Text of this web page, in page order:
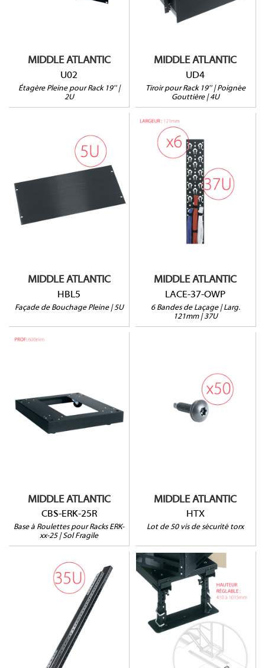
MIDDLE ATLANTIC
U02
Étagère Pleine pour Rack 19'' |
2U
MIDDLE ATLANTIC
UD4
Tiroir pour Rack 19'' | Poignée
Gouttière | 4U
Larg. utile : 406mm
Prof. utile : 370mm
MIDDLE ATLANTIC
HBL5
Façade de Bouchage Pleine | 5U
MIDDLE ATLANTIC
LACE-37-OWP
6 Bandes de Laçage | Larg.
121mm | 37U
LACE-37-OWP
MIDDLE ATLANTIC
CBS-ERK-25R
Base à Roulettes pour Racks ERK-
xx-25 | Sol Fragile
Pour rack ERK-xx-25
MIDDLE ATLANTIC
HTX
Lot de 50 vis de sécurité torx
HTX
DWR-RR35
Pour rack DWR-35
TS1640
Hauteur : 410 à 1015mm